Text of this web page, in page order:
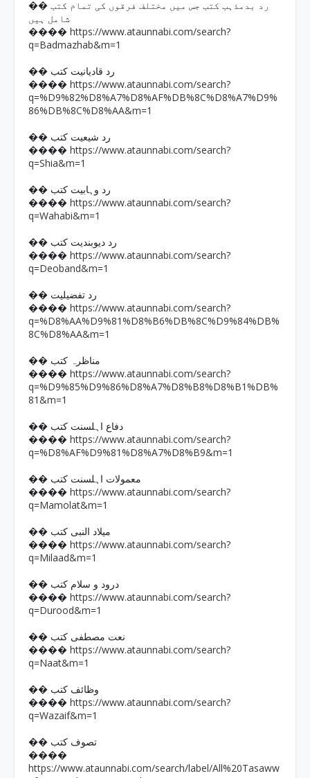
�� رد بدمذہب کتب جس میں مختلف فرقوں کی تمام کتب
شامل ہیں
���� https://www.ataunnabi.com/search?
q=Badmazhab&m=1
�� رد قادیانیت کتب
���� https://www.ataunnabi.com/search?
q=%D9%82%D8%A7%D8%AF%DB%8C%D8%A7%D9%
86%DB%8C%D8%AA&m=1
�� رد شیعیت کتب
���� https://www.ataunnabi.com/search?
q=Shia&m=1
�� رد وہابیت کتب
���� https://www.ataunnabi.com/search?
q=Wahabi&m=1
�� رد دیوبندیت کتب
���� https://www.ataunnabi.com/search?
q=Deoband&m=1
�� رد تفضیلیت
���� https://www.ataunnabi.com/search?
q=%D8%AA%D9%81%D8%B6%DB%8C%D9%84%DB%
8C%D8%AA&m=1
�� مناظرہ کتب
���� https://www.ataunnabi.com/search?
q=%D9%85%D9%86%D8%A7%D8%B8%D8%B1%DB%
81&m=1
�� دفاع اہلسنت کتب
���� https://www.ataunnabi.com/search?
q=%D8%AF%D9%81%D8%A7%D8%B9&m=1
�� معمولات اہلسنت کتب
���� https://www.ataunnabi.com/search?
q=Mamolat&m=1
�� میلاد النبی کتب
���� https://www.ataunnabi.com/search?
q=Milaad&m=1
�� درود و سلام کتب
���� https://www.ataunnabi.com/search?
q=Durood&m=1
�� نعت مصطفی کتب
���� https://www.ataunnabi.com/search?
q=Naat&m=1
�� وظائف کتب
���� https://www.ataunnabi.com/search?
q=Wazaif&m=1
�� تصوف کتب
����
https://www.ataunnabi.com/search/label/All%20Tasaww